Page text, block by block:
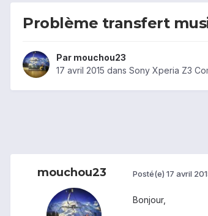
Problème transfert
Par mouchou23
17 avril 2015 dans Sony Xperia Z3
mouchou23 Posté(e) 17 avril
Bonjour,